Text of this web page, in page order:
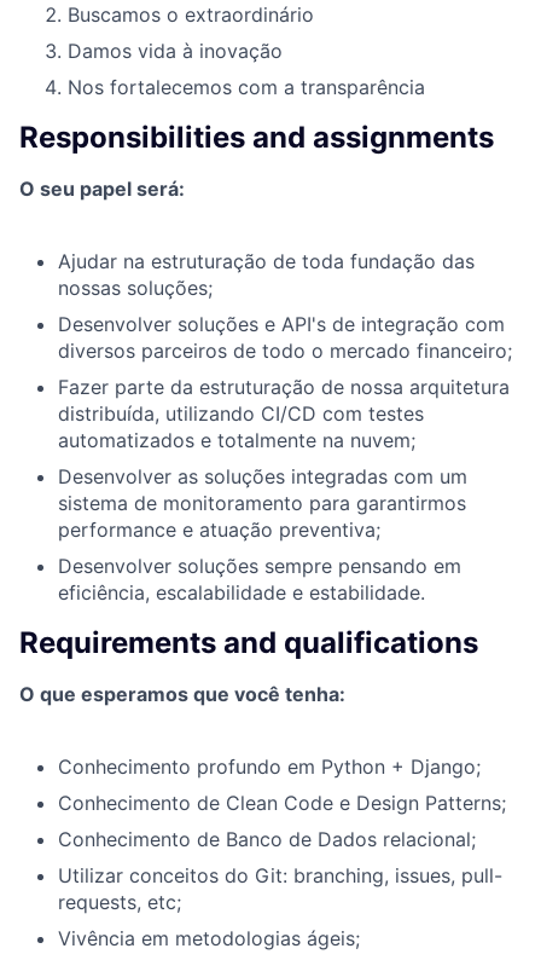
Buscamos o extraordinário
Damos vida à inovação
Nos fortalecemos com a transparência
Responsibilities and assignments
O seu papel será:
Ajudar na estruturação de toda fundação das
nossas soluções;
Desenvolver soluções e API's de integração com
diversos parceiros de todo o mercado financeiro;
Fazer parte da estruturação de nossa arquitetura
distribuída, utilizando CI/CD com testes
automatizados e totalmente na nuvem;
Desenvolver as soluções integradas com um
sistema de monitoramento para garantirmos
performance e atuação preventiva;
Desenvolver soluções sempre pensando em
eficiência, escalabilidade e estabilidade.
Requirements and qualifications
O que esperamos que você tenha:
Conhecimento profundo em Python + Django;
Conhecimento de Clean Code e Design Patterns;
Conhecimento de Banco de Dados relacional;
Utilizar conceitos do Git: branching, issues, pull-
requests, etc;
Vivência em metodologias ágeis;